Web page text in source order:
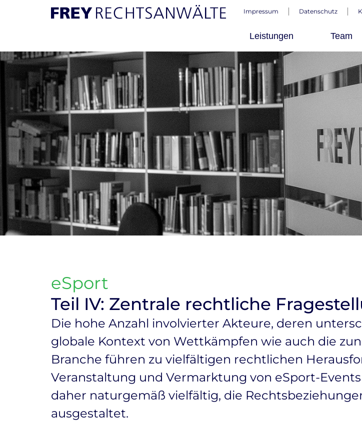
Impressum Datenschutz
Leistungen Team
eSport
Teil IV: Zentrale rechtliche
Die hohe Anzahl involvierter Akteure, deren
globale Kontext von Wettkämpfen wie auch die
Branche führen zu vielfältigen rechtlichen
Veranstaltung und Vermarktung von eSport-
daher naturgemäß vielfältig, die
ausgestaltet.